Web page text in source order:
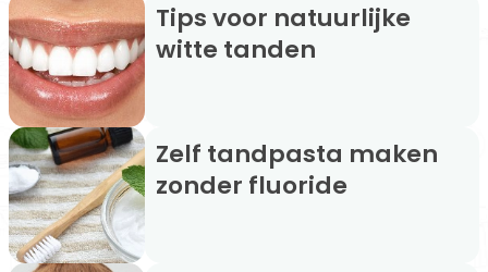
Tips voor natuurlijke
witte tanden
Zelf tandpasta maken
zonder fluoride